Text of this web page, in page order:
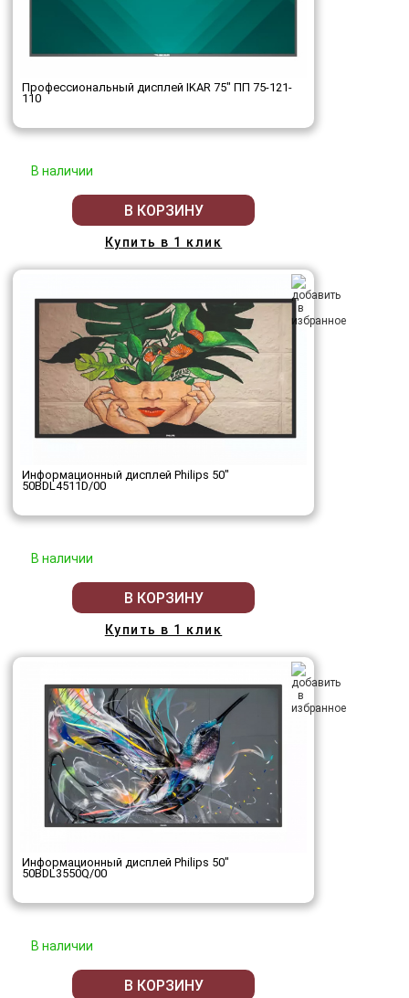
Профессиональный дисплей IKAR 75" ПП 75-121-
110
В наличии
В КОРЗИНУ
Купить в 1 клик
Информационный дисплей Philips 50"
50BDL4511D/00
В наличии
В КОРЗИНУ
Купить в 1 клик
Информационный дисплей Philips 50"
50BDL3550Q/00
В наличии
В КОРЗИНУ